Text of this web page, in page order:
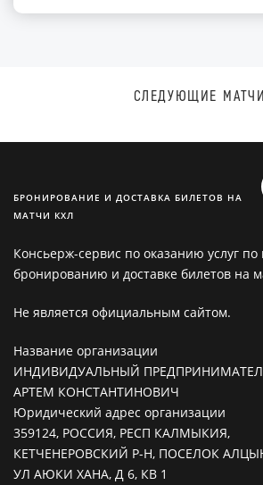
СЛЕДУЮЩИЕ МАТЧИ
БРОНИРОВАНИЕ И ДОСТАВКА БИЛЕТОВ НА
МАТЧИ КХЛ
Консьерж-сервис по оказанию услуг по
бронированию и доставке билетов на
Не является официальным сайтом.
Название организации
ИНДИВИДУАЛЬНЫЙ
АРТЕМ КОНСТАНТИНОВИЧ
Юридический адрес организации
359124, РОССИЯ, РЕСП КАЛМЫКИЯ,
КЕТЧЕНЕРОВСКИЙ Р-Н, ПОСЕЛОК
УЛ АЮКИ ХАНА, Д 6, КВ 1